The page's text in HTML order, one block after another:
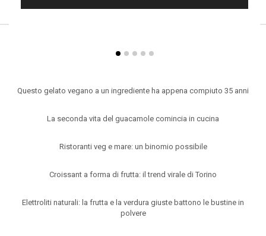
Questo gelato vegano a un ingrediente ha appena compiuto 35 anni
La seconda vita del guacamole comincia in cucina
Ristoranti veg e mare: un binomio possibile
Croissant a forma di frutta: il trend virale di Torino
Elettroliti naturali: la frutta e la verdura giuste battono le bustine in
polvere